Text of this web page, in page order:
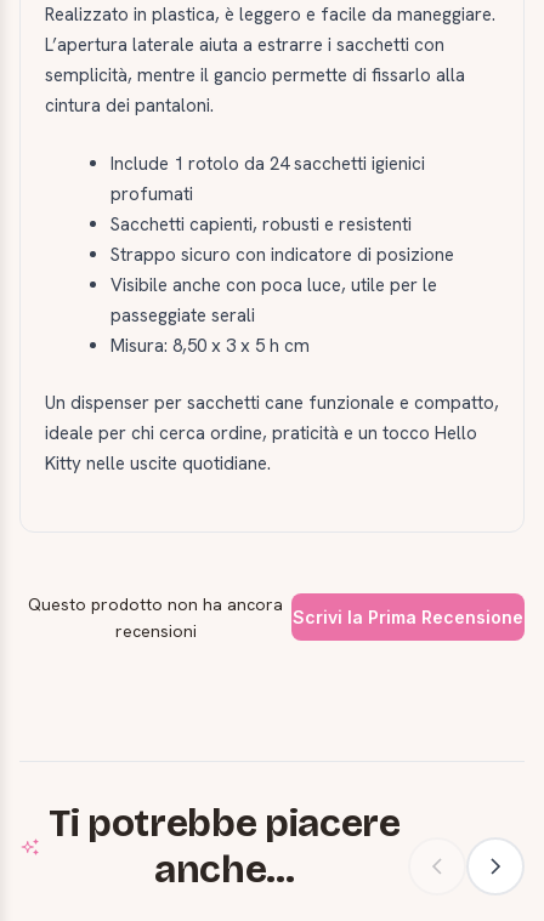
Realizzato in plastica, è leggero e facile da maneggiare.
L’apertura laterale aiuta a estrarre i sacchetti con
semplicità, mentre il gancio permette di fissarlo alla
cintura dei pantaloni.
Include 1 rotolo da 24 sacchetti igienici
profumati
Sacchetti capienti, robusti e resistenti
Strappo sicuro con indicatore di posizione
Visibile anche con poca luce, utile per le
passeggiate serali
Misura: 8,50 x 3 x 5 h cm
Un dispenser per sacchetti cane funzionale e compatto,
ideale per chi cerca ordine, praticità e un tocco Hello
Kitty nelle uscite quotidiane.
Questo prodotto non ha ancora
recensioni
Scrivi la Prima Recensione
Ti potrebbe piacere
anche...